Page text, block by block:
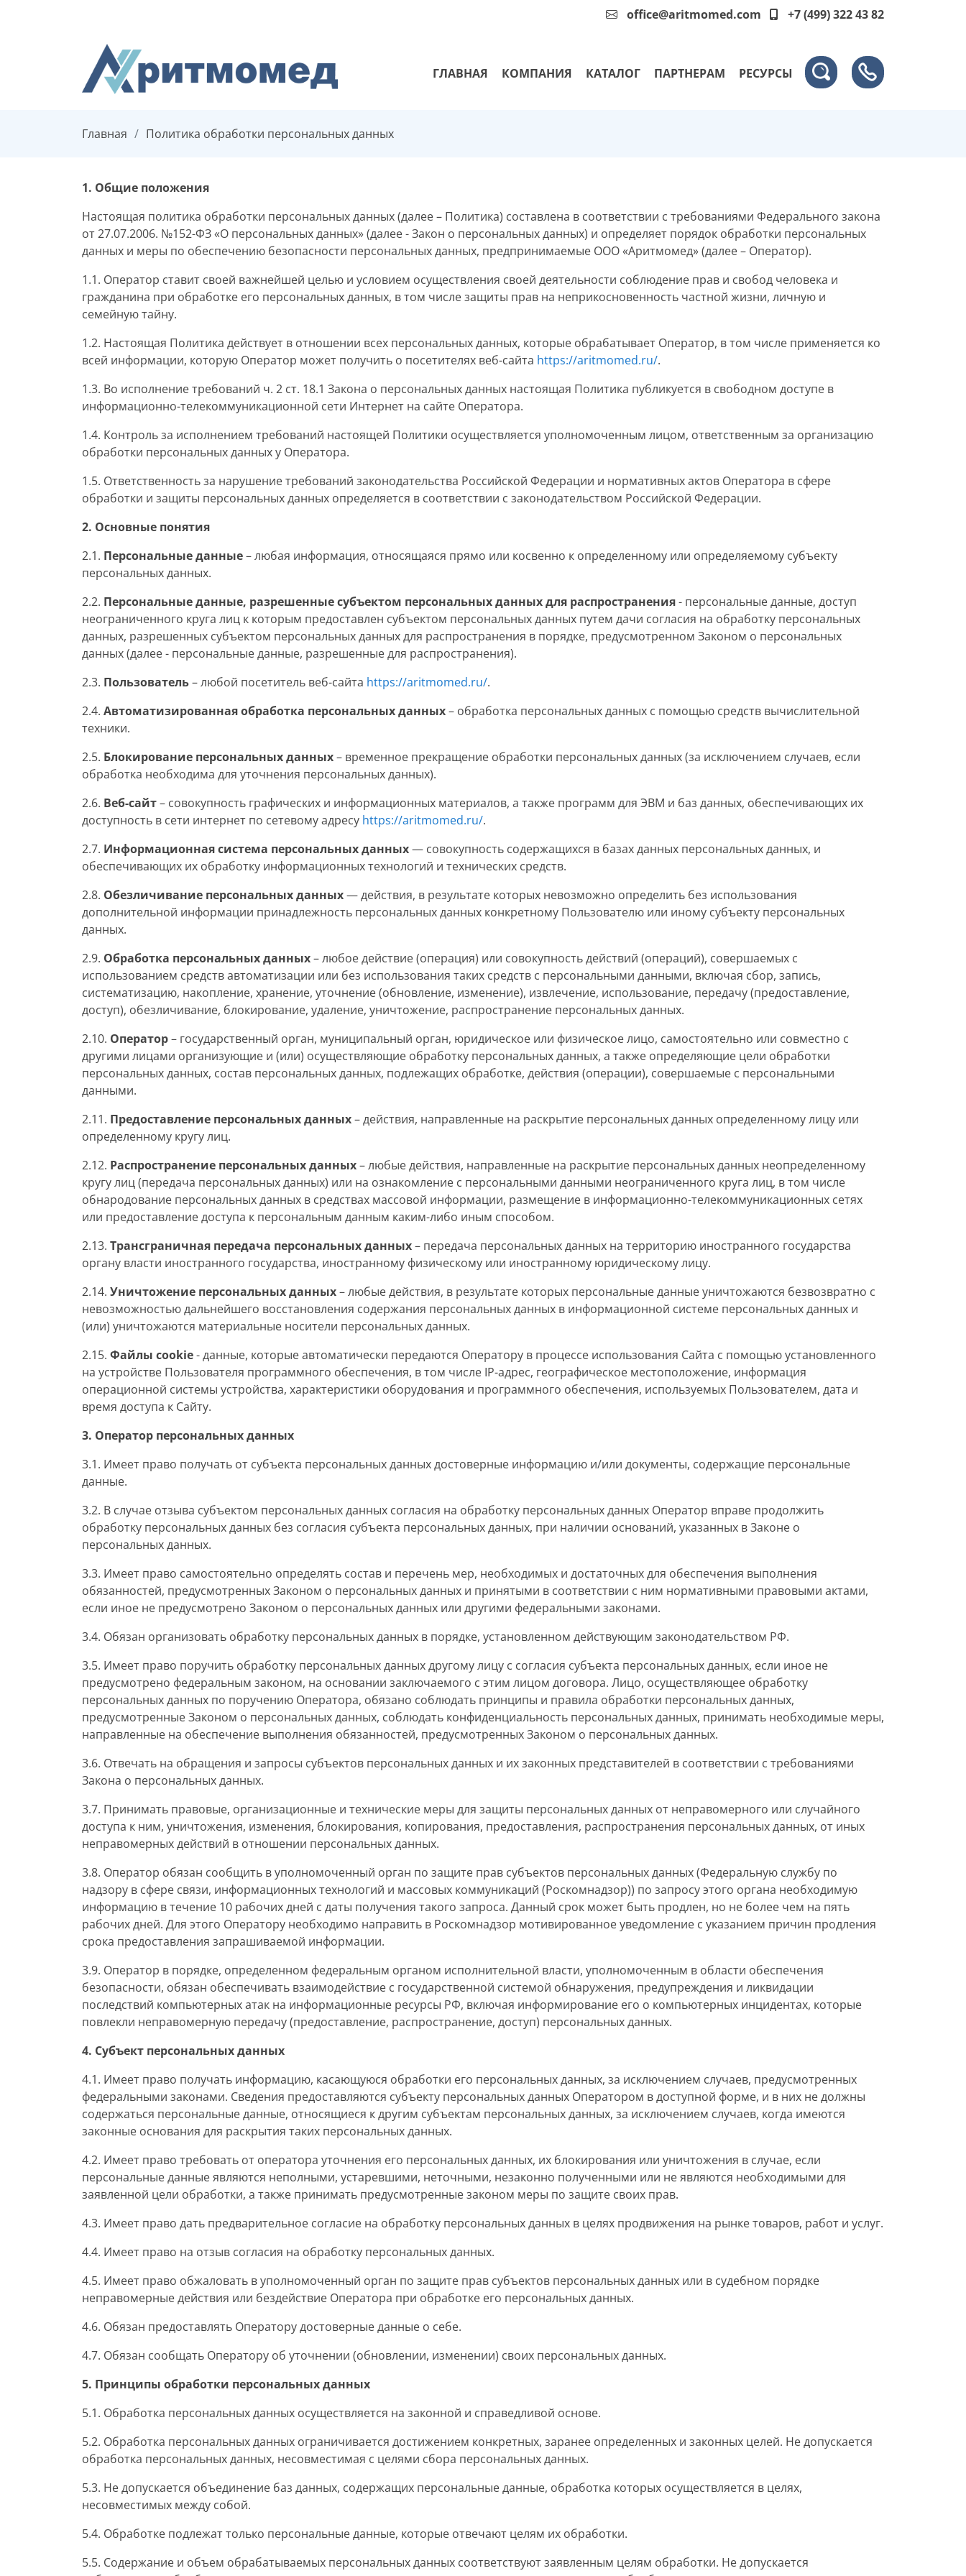
office@aritmomed.com +7 (499) 322 43 82
ГЛАВНАЯ КОМПАНИЯ КАТАЛОГ ПАРТНЕРАМ РЕСУРСЫ
Главная Политика обработки персональных данных
1. Общие положения
Настоящая политика обработки персональных данных (далее – Политика) составлена в соответствии с требованиями Федерального закона
от 27.07.2006. №152-ФЗ «О персональных данных» (далее - Закон о персональных данных) и определяет порядок обработки персональных
данных и меры по обеспечению безопасности персональных данных, предпринимаемые ООО «Аритмомед» (далее – Оператор).
1.1. Оператор ставит своей важнейшей целью и условием осуществления своей деятельности соблюдение прав и свобод человека и
гражданина при обработке его персональных данных, в том числе защиты прав на неприкосновенность частной жизни, личную и
семейную тайну.
1.2. Настоящая Политика действует в отношении всех персональных данных, которые обрабатывает Оператор, в том числе применяется ко
всей информации, которую Оператор может получить о посетителях веб-сайта https://aritmomed.ru/.
1.3. Во исполнение требований ч. 2 ст. 18.1 Закона о персональных данных настоящая Политика публикуется в свободном доступе в
информационно-телекоммуникационной сети Интернет на сайте Оператора.
1.4. Контроль за исполнением требований настоящей Политики осуществляется уполномоченным лицом, ответственным за организацию
обработки персональных данных у Оператора.
1.5. Ответственность за нарушение требований законодательства Российской Федерации и нормативных актов Оператора в сфере
обработки и защиты персональных данных определяется в соответствии с законодательством Российской Федерации.
2. Основные понятия
2.1. Персональные данные– любая информация, относящаяся прямо или косвенно к определенному или определяемому субъекту
персональных данных.
2.2. Персональные данные, разрешенные субъектом персональных данных для распространения- персональные данные, доступ
неограниченного круга лиц к которым предоставлен субъектом персональных данных путем дачи согласия на обработку персональных
данных, разрешенных субъектом персональных данных для распространения в порядке, предусмотренном Законом о персональных
данных (далее - персональные данные, разрешенные для распространения).
2.3. Пользователь– любой посетитель веб-сайта https://aritmomed.ru/.
2.4. Автоматизированная обработка персональных данных– обработка персональных данных с помощью средств вычислительной
техники.
2.5. Блокирование персональных данных– временное прекращение обработки персональных данных (за исключением случаев, если
обработка необходима для уточнения персональных данных).
2.6. Веб-сайт– совокупность графических и информационных материалов, а также программ для ЭВМ и баз данных, обеспечивающих их
доступность в сети интернет по сетевому адресу https://aritmomed.ru/.
2.7. Информационная система персональных данных— совокупность содержащихся в базах данных персональных данных, и
обеспечивающих их обработку информационных технологий и технических средств.
2.8. Обезличивание персональных данных— действия, в результате которых невозможно определить без использования
дополнительной информации принадлежность персональных данных конкретному Пользователю или иному субъекту персональных
данных.
2.9. Обработка персональных данных– любое действие (операция) или совокупность действий (операций), совершаемых с
использованием средств автоматизации или без использования таких средств с персональными данными, включая сбор, запись,
систематизацию, накопление, хранение, уточнение (обновление, изменение), извлечение, использование, передачу (предоставление,
доступ), обезличивание, блокирование, удаление, уничтожение, распространение персональных данных.
2.10. Оператор– государственный орган, муниципальный орган, юридическое или физическое лицо, самостоятельно или совместно с
другими лицами организующие и (или) осуществляющие обработку персональных данных, а также определяющие цели обработки
персональных данных, состав персональных данных, подлежащих обработке, действия (операции), совершаемые с персональными
данными.
2.11. Предоставление персональных данных– действия, направленные на раскрытие персональных данных определенному лицу или
определенному кругу лиц.
2.12. Распространение персональных данных– любые действия, направленные на раскрытие персональных данных неопределенному
кругу лиц (передача персональных данных) или на ознакомление с персональными данными неограниченного круга лиц, в том числе
обнародование персональных данных в средствах массовой информации, размещение в информационно-телекоммуникационных сетях
или предоставление доступа к персональным данным каким-либо иным способом.
2.13. Трансграничная передача персональных данных– передача персональных данных на территорию иностранного государства
органу власти иностранного государства, иностранному физическому или иностранному юридическому лицу.
2.14. Уничтожение персональных данных– любые действия, в результате которых персональные данные уничтожаются безвозвратно с
невозможностью дальнейшего восстановления содержания персональных данных в информационной системе персональных данных и
(или) уничтожаются материальные носители персональных данных.
2.15. Файлы cookie- данные, которые автоматически передаются Оператору в процессе использования Сайта с помощью установленного
на устройстве Пользователя программного обеспечения, в том числе IP-адрес, географическое местоположение, информация
операционной системы устройства, характеристики оборудования и программного обеспечения, используемых Пользователем, дата и
время доступа к Сайту.
3. Оператор персональных данных
3.1. Имеет право получать от субъекта персональных данных достоверные информацию и/или документы, содержащие персональные
данные.
3.2. В случае отзыва субъектом персональных данных согласия на обработку персональных данных Оператор вправе продолжить
обработку персональных данных без согласия субъекта персональных данных, при наличии оснований, указанных в Законе о
персональных данных.
3.3. Имеет право самостоятельно определять состав и перечень мер, необходимых и достаточных для обеспечения выполнения
обязанностей, предусмотренных Законом о персональных данных и принятыми в соответствии с ним нормативными правовыми актами,
если иное не предусмотрено Законом о персональных данных или другими федеральными законами.
3.4. Обязан организовать обработку персональных данных в порядке, установленном действующим законодательством РФ.
3.5. Имеет право поручить обработку персональных данных другому лицу с согласия субъекта персональных данных, если иное не
предусмотрено федеральным законом, на основании заключаемого с этим лицом договора. Лицо, осуществляющее обработку
персональных данных по поручению Оператора, обязано соблюдать принципы и правила обработки персональных данных,
предусмотренные Законом о персональных данных, соблюдать конфиденциальность персональных данных, принимать необходимые меры,
направленные на обеспечение выполнения обязанностей, предусмотренных Законом о персональных данных.
3.6. Отвечать на обращения и запросы субъектов персональных данных и их законных представителей в соответствии с требованиями
Закона о персональных данных.
3.7. Принимать правовые, организационные и технические меры для защиты персональных данных от неправомерного или случайного
доступа к ним, уничтожения, изменения, блокирования, копирования, предоставления, распространения персональных данных, от иных
неправомерных действий в отношении персональных данных.
3.8. Оператор обязан сообщить в уполномоченный орган по защите прав субъектов персональных данных (Федеральную службу по
надзору в сфере связи, информационных технологий и массовых коммуникаций (Роскомнадзор)) по запросу этого органа необходимую
информацию в течение 10 рабочих дней с даты получения такого запроса. Данный срок может быть продлен, но не более чем на пять
рабочих дней. Для этого Оператору необходимо направить в Роскомнадзор мотивированное уведомление с указанием причин продления
срока предоставления запрашиваемой информации.
3.9. Оператор в порядке, определенном федеральным органом исполнительной власти, уполномоченным в области обеспечения
безопасности, обязан обеспечивать взаимодействие с государственной системой обнаружения, предупреждения и ликвидации
последствий компьютерных атак на информационные ресурсы РФ, включая информирование его о компьютерных инцидентах, которые
повлекли неправомерную передачу (предоставление, распространение, доступ) персональных данных.
4. Субъект персональных данных
4.1. Имеет право получать информацию, касающуюся обработки его персональных данных, за исключением случаев, предусмотренных
федеральными законами. Сведения предоставляются субъекту персональных данных Оператором в доступной форме, и в них не должны
содержаться персональные данные, относящиеся к другим субъектам персональных данных, за исключением случаев, когда имеются
законные основания для раскрытия таких персональных данных.
4.2. Имеет право требовать от оператора уточнения его персональных данных, их блокирования или уничтожения в случае, если
персональные данные являются неполными, устаревшими, неточными, незаконно полученными или не являются необходимыми для
заявленной цели обработки, а также принимать предусмотренные законом меры по защите своих прав.
4.3. Имеет право дать предварительное согласие на обработку персональных данных в целях продвижения на рынке товаров, работ и услуг.
4.4. Имеет право на отзыв согласия на обработку персональных данных.
4.5. Имеет право обжаловать в уполномоченный орган по защите прав субъектов персональных данных или в судебном порядке
неправомерные действия или бездействие Оператора при обработке его персональных данных.
4.6. Обязан предоставлять Оператору достоверные данные о себе.
4.7. Обязан сообщать Оператору об уточнении (обновлении, изменении) своих персональных данных.
5. Принципы обработки персональных данных
5.1. Обработка персональных данных осуществляется на законной и справедливой основе.
5.2. Обработка персональных данных ограничивается достижением конкретных, заранее определенных и законных целей. Не допускается
обработка персональных данных, несовместимая с целями сбора персональных данных.
5.3. Не допускается объединение баз данных, содержащих персональные данные, обработка которых осуществляется в целях,
несовместимых между собой.
5.4. Обработке подлежат только персональные данные, которые отвечают целям их обработки.
5.5. Содержание и объем обрабатываемых персональных данных соответствуют заявленным целям обработки. Не допускается